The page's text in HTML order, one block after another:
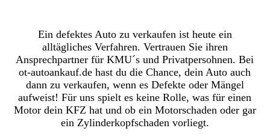
Ein defektes Auto zu verkaufen ist heute ein
alltägliches Verfahren. Vertrauen Sie ihren
Ansprechpartner für KMU´s und Privatpersohnen. Bei
ot-autoankauf.de hast du die Chance, dein Auto auch
dann zu verkaufen, wenn es Defekte oder Mängel
aufweist! Für uns spielt es keine Rolle, was für einen
Motor dein KFZ hat und ob ein Motorschaden oder gar
ein Zylinderkopfschaden vorliegt.